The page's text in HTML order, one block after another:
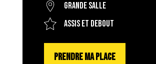
Grande salle
Assis et debout
PRENDRE MA PLACE